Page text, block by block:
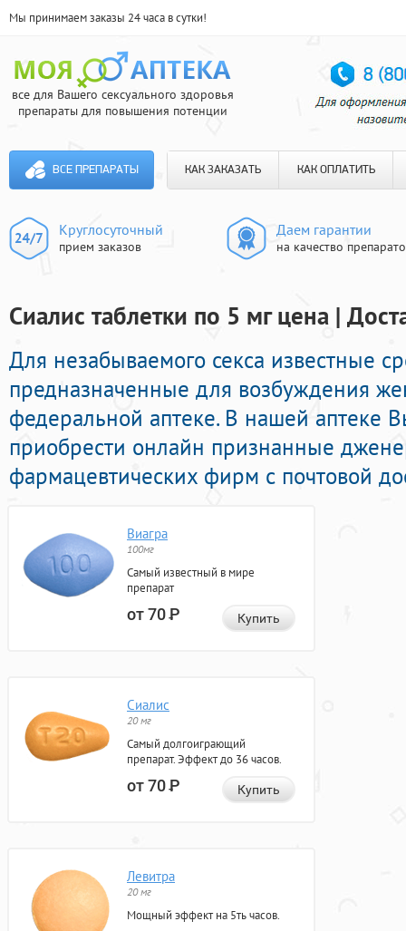
Мы принимаем заказы 24 часа в сутки!
все для Вашего сексуального здоровья
препараты для повышения потенции
ВСЕ ПРЕПАРАТЫ КАК ЗАКАЗАТЬ КАК ОПЛАТИТЬ
Круглосуточный
прием заказов
Даем гарантии
на качество
Сиалис таблетки по 5 мг цена |
Для незабываемого секса известные
предназначенные для возбуждения
федеральной аптеке. В нашей аптеке
приобрести онлайн признанные
фармацевтических фирм с почтовой
Виагра
100мг
Самый известный в мире
препарат
от 70Р Купить
Сиалис
20 мг
Самый долгоиграющий
препарат. Эффект до 36 часов.
от 70Р Купить
Левитра
20 мг
Мощный эффект на 5ть часов.